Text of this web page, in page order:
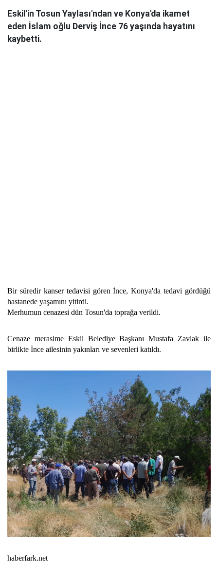
Eskil'in Tosun Yaylası'ndan ve Konya'da ikamet
eden İslam oğlu Derviş İnce 76 yaşında hayatını
kaybetti.
Bir süredir kanser tedavisi gören İnce, Konya'da tedavi gördüğü
hastanede yaşamını yitirdi.
Merhumun cenazesi dün Tosun'da toprağa verildi.
Cenaze merasime Eskil Belediye Başkanı Mustafa Zavlak ile
birlikte İnce ailesinin yakınları ve sevenleri katıldı.
haberfark.net